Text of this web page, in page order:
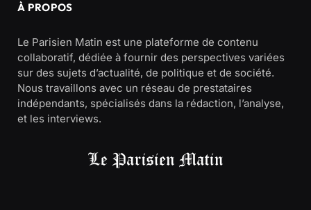
À PROPOS
Le Parisien Matin est une plateforme de contenu
collaboratif, dédiée à fournir des perspectives variées
sur des sujets d’actualité, de politique et de société.
Nous travaillons avec un réseau de prestataires
indépendants, spécialisés dans la rédaction, l’analyse,
et les interviews.